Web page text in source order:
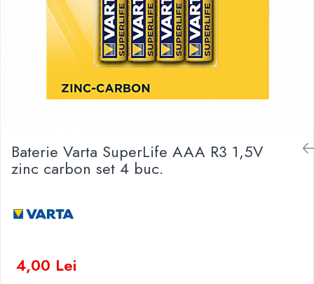
Becuri LED
Kit-uri vlogging
Prelungitoare
Stabilizatoare tensiune
Diverse gadgeturi
Accesorii auto
Baterii Zinc-Aer
Baterie Varta SuperLife AAA R3 1,5V
zinc carbon set 4 buc.
4,00 Lei